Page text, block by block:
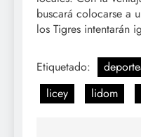
buscará colocarse a
los Tigres intentarán
Etiquetado:
licey
lidom